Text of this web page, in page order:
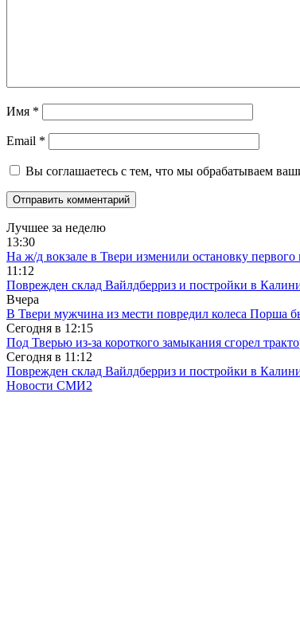
Имя *
Email *
Вы соглашаетесь с тем, что мы обрабатываем
Лучшее за неделю
13:30
На ж/д вокзале в Твери изменили остановку
11:12
Поврежден склад Вайлдберриз и постройки в
Вчера
В Твери мужчина из мести повредил колеса Порша
Сегодня в 12:15
Под Тверью из-за короткого замыкания сгорел
Сегодня в 11:12
Поврежден склад Вайлдберриз и постройки в
Новости СМИ2